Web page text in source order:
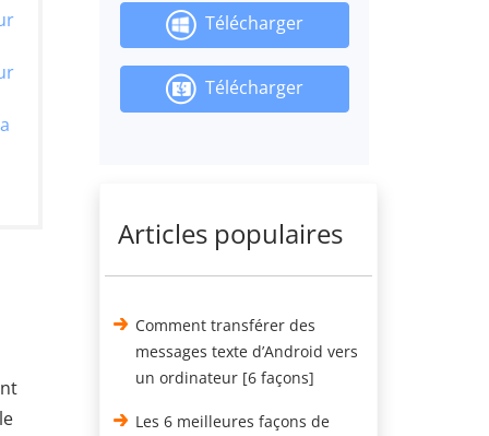
Télécharger
Télécharger
Articles populaires
Comment transférer des
messages texte d’Android vers
un ordinateur [6 façons]
Les 6 meilleures façons de